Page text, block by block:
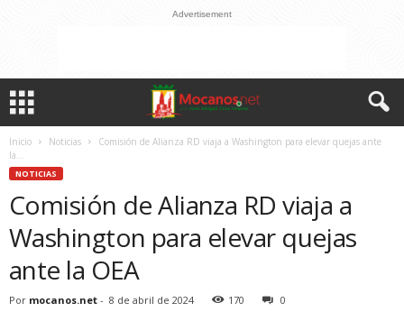
Advertisement
Inicio Noticias
Comisión de Alianza RD viaja a Washington para elevar quejas ante
la...
NOTICIAS
Comisión de Alianza RD viaja a
Washington para elevar quejas
ante la OEA
Por mocanos.net - 8 de abril de 2024 170 0